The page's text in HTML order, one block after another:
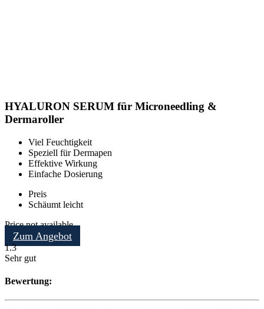
HYALURON SERUM für Microneedling &
Dermaroller
Viel Feuchtigkeit
Speziell für Dermapen
Effektive Wirkung
Einfache Dosierung
Preis
Schäumt leicht
Price not available
Zum Angebot
1.3
Sehr gut
Bewertung: